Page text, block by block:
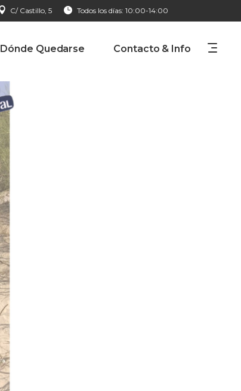
C/ Castillo, 5 Todos los días: 10:00-14:00
Dónde Quedarse Contacto & Info